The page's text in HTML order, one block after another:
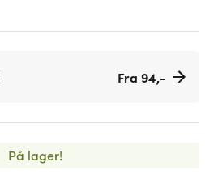
Fra 94,-
På lager!